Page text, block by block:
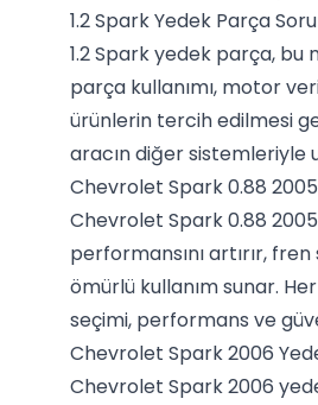
1.2 Spark Yedek Parça
1.2 Spark yedek parça,
parça kullanımı, motor
ürünlerin tercih edilmesi
aracın diğer sistemleriyle
Chevrolet Spark 0.88
Chevrolet Spark 0.88
performansını artırır,
ömürlü kullanım sunar.
seçimi, performans ve
Chevrolet Spark 2006
Chevrolet Spark 2006